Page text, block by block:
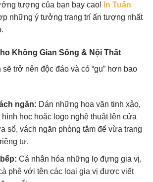
tượng của bạn bay cao! In Tuấn
những ý tưởng trang trí ấn tượng nhất
Không Gian Sống & Nội Thất
trở nên độc đáo và có “gu” hơn bao
ngăn: Dán những hoa văn tinh xảo,
học hoặc logo nghệ thuật lên cửa
sổ, vách ngăn phòng tắm để vừa trang
tư.
Cá nhân hóa những lọ đựng gia vị,
phê với tên các loại gia vị được viết